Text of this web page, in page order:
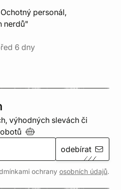
personál,
nerdů"
6 dny
výhodných slevách či
odebírat
ochrany osobních údajů.